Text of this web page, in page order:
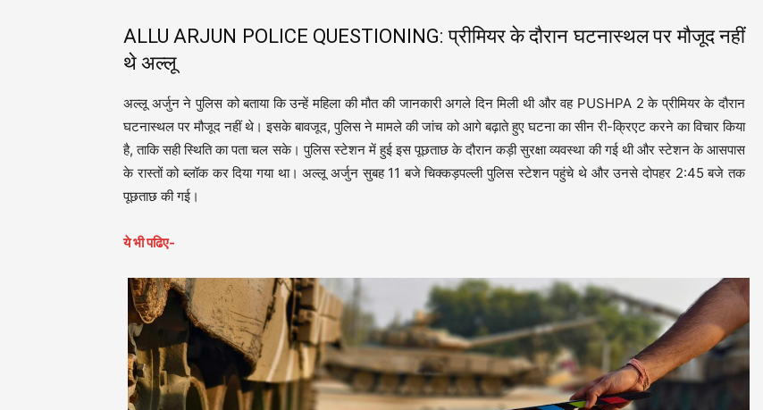
ALLU ARJUN POLICE QUESTIONING: प्रीमियर के दौरान घटनास्थल पर मौजूद नहीं
थे अल्लू
अल्लू अर्जुन ने पुलिस को बताया कि उन्हें महिला की मौत की जानकारी अगले दिन मिली थी और वह PUSHPA 2 के प्रीमियर के दौरान
घटनास्थल पर मौजूद नहीं थे। इसके बावजूद, पुलिस ने मामले की जांच को आगे बढ़ाते हुए घटना का सीन री-क्रिएट करने का विचार किया
है, ताकि सही स्थिति का पता चल सके। पुलिस स्टेशन में हुई इस पूछताछ के दौरान कड़ी सुरक्षा व्यवस्था की गई थी और स्टेशन के आसपास
के रास्तों को ब्लॉक कर दिया गया था। अल्लू अर्जुन सुबह 11 बजे चिक्कड़पल्ली पुलिस स्टेशन पहुंचे थे और उनसे दोपहर 2:45 बजे तक
पूछताछ की गई।
ये भी पढिए-